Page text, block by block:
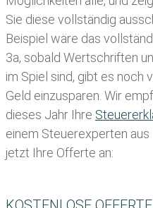
Sie diese vollständig
Beispiel wäre das
3a, sobald Wertschriften
im Spiel sind, gibt es noch
Geld einzusparen. Wir
dieses Jahr Ihre
einem Steuerexperten
jetzt Ihre Offerte an: